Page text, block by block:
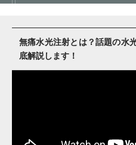
無痛水光注射とは？話題の水
底解説します！